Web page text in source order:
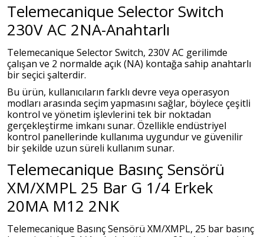
Telemecanique Selector Switch
230V AC 2NA-Anahtarlı
Telemecanique Selector Switch, 230V AC gerilimde
çalışan ve 2 normalde açık (NA) kontağa sahip anahtarlı
bir seçici şalterdir.
Bu ürün, kullanıcıların farklı devre veya operasyon
modları arasında seçim yapmasını sağlar, böylece çeşitli
kontrol ve yönetim işlevlerini tek bir noktadan
gerçekleştirme imkanı sunar. Özellikle endüstriyel
kontrol panellerinde kullanıma uygundur ve güvenilir
bir şekilde uzun süreli kullanım sunar.
Telemecanique Basınç Sensörü
XM/XMPL 25 Bar G 1/4 Erkek
20MA M12 2NK
Telemecanique Basınç Sensörü XM/XMPL, 25 bar basınç